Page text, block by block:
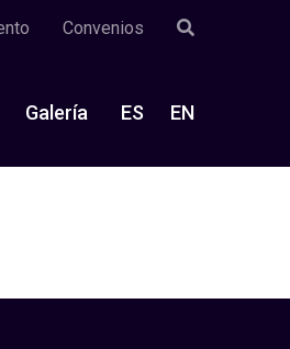
Convenios
Galería ES EN